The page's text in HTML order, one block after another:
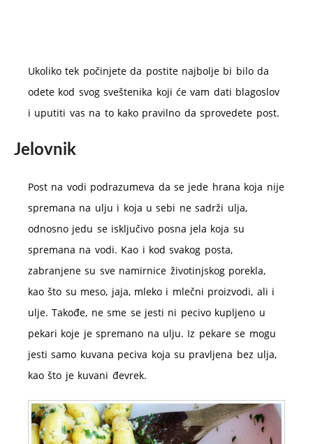
Ukoliko tek počinjete da postite najbolje bi bilo da
odete kod svog sveštenika koji će vam dati blagoslov
i uputiti vas na to kako pravilno da sprovedete post.
Jelovnik
Post na vodi podrazumeva da se jede hrana koja nije
spremana na ulju i koja u sebi ne sadrži ulja,
odnosno jedu se isključivo posna jela koja su
spremana na vodi. Kao i kod svakog posta,
zabranjene su sve namirnice životinjskog porekla,
kao što su meso, jaja, mleko i mlečni proizvodi, ali i
ulje. Takođe, ne sme se jesti ni pecivo kupljeno u
pekari koje je spremano na ulju. Iz pekare se mogu
jesti samo kuvana peciva koja su pravljena bez ulja,
kao što je kuvani đevrek.